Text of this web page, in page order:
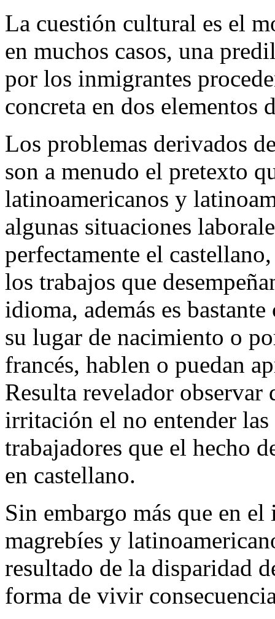
La cuestión cultural es el
en muchos casos, una
por los inmigrantes
concreta en dos
Los problemas derivados
son a menudo el pretexto
latinoamericanos y
algunas situaciones
perfectamente el
los trabajos que
idioma, además es
su lugar de nacimiento o
francés, hablen o puedan
Resulta revelador observar
irritación el no entender
trabajadores que el hecho
en castellano.
Sin embargo más que en
magrebíes y
resultado de la disparidad
forma de vivir